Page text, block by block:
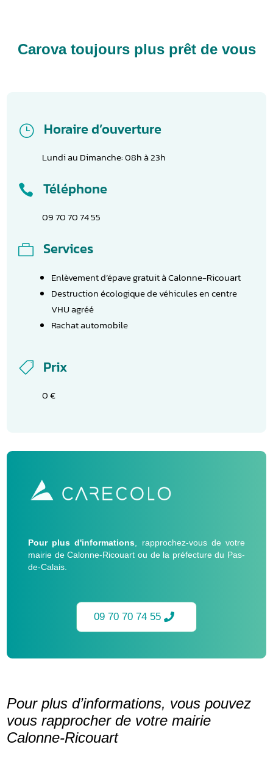
Carova toujours plus prêt de vous
} Horaire d’ouverture
Lundi au Dimanche: 08h à 23h
 Téléphone
09 70 70 74 55
 Services
Enlèvement d’épave gratuit à Calonne-Ricouart
Destruction écologique de véhicules en centre
VHU agréé
Rachat automobile
 Prix
0 €
Pour plus d'informations , rapprochez-vous de votre
mairie de Calonne-Ricouart ou de la préfecture du Pas-
de-Calais.
09 70 70 74 55
Pour plus d’informations, vous pouvez
vous rapprocher de votre mairie
Calonne-Ricouart